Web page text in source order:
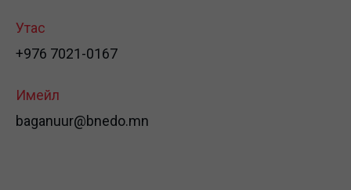
Утас
+976 7021-0167
Имейл
baganuur@bnedo.mn